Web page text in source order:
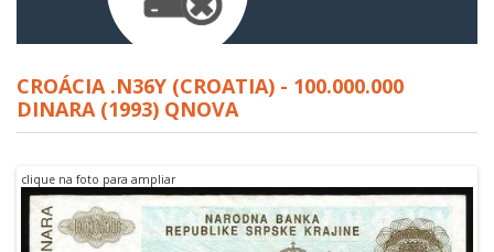
CROÁCIA .N36Y (CROATIA) - 100.000.000
DINARA (1993) QNOVA
clique na foto para ampliar